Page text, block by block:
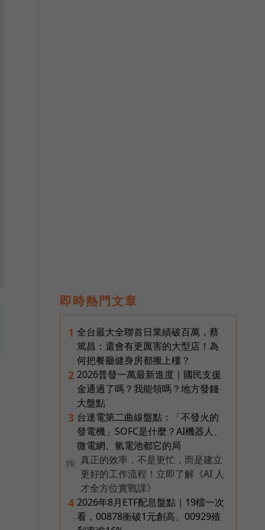
即時熱門文章
1 全台最大全聯首日業績破百萬，蔡
篤昌：還會有更厲害的大型店！為
何把餐廳健身房都搬上樓？
2 2026普發一萬最新進度｜國民支援
金通過了嗎？我能領嗎？地方發錢
大盤點
3 台達電第二曲線盤點：「不發火的
發電機」SOFC是什麼？AI機器人、
微電網、氫電池都它的局
PR
真正的效率，不是更忙，而是建立
更好的工作流程！立即了解《AI 人
才全方位實戰課》
4 2026年8月ETF配息盤點｜19檔一次
看，00878衝破1元創高、00929殖